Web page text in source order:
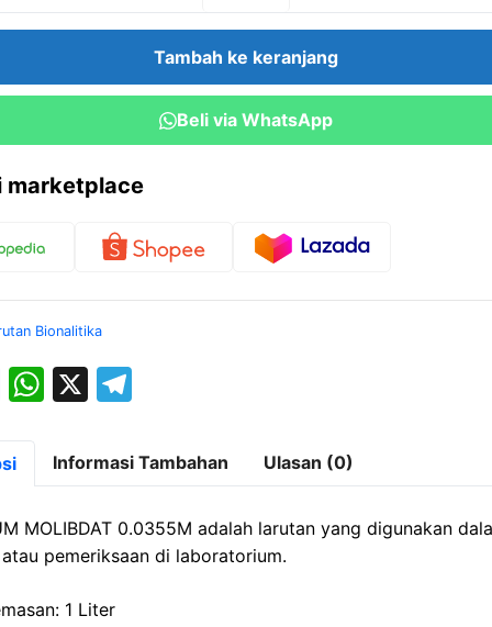
MOLIBDAT
Liter)
Tambah ke keranjang
Beli via WhatsApp
marketplace
Bionalitika
M
st
d
o
n
W
at
s
A
p
p
X
e
gr
a
m
Informasi Tambahan Ulasan (0)
MOLIBDAT 0.0355M adalah larutan yang digunakan
pemeriksaan di laboratorium.
1 Liter